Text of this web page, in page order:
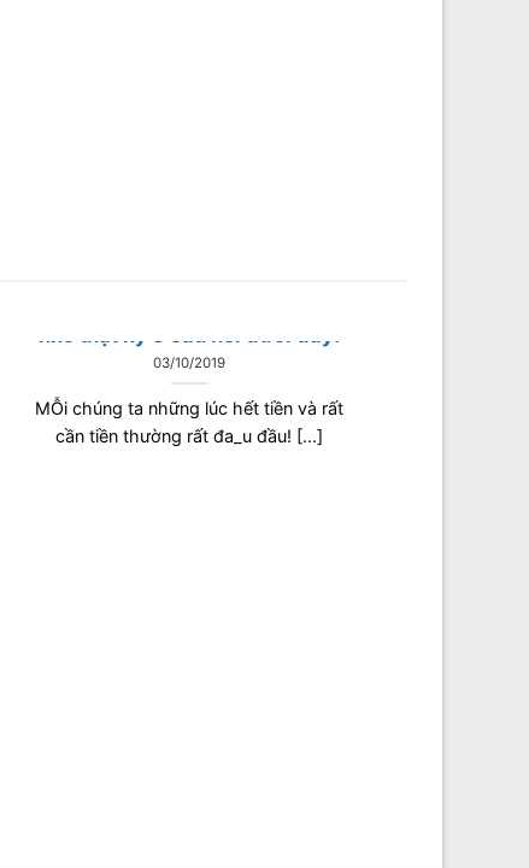
03/10/2019
MỖi chúng ta những lúc hết tiền và rất
cần tiền thường rất đ‌a_u đầu! [...]